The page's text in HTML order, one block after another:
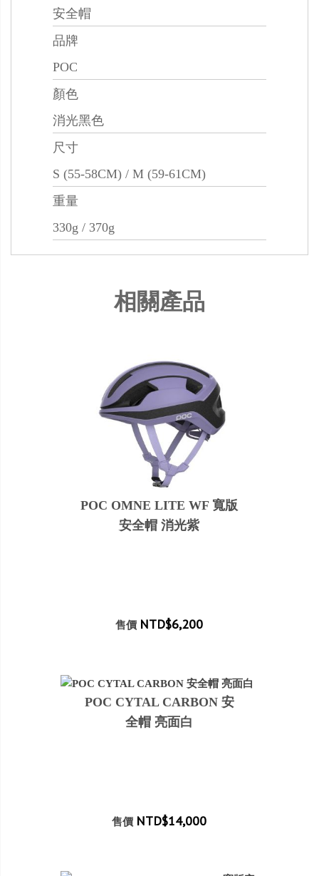
安全帽
品牌
POC
顏色
消光黑色
尺寸
S (55-58CM) / M (59-61CM)
重量
330g / 370g
相關產品
POC OMNE LITE WF 寬版
安全帽 消光紫
售價 NTD$6,200
POC CYTAL CARBON 安
全帽 亮面白
售價 NTD$14,000